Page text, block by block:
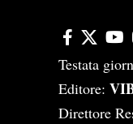
Testata
Editore:
Direttore